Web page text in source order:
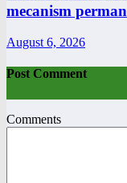
mecanism
August 6, 2026
Post Comment
Comments